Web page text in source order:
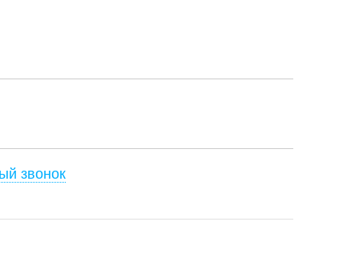
звонок